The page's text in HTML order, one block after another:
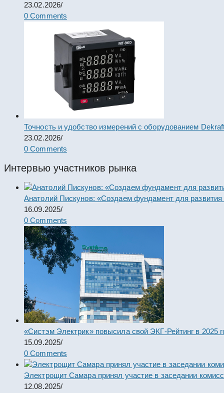
23.02.2026/
0 Comments
Точность и удобство измерений с оборудованием
23.02.2026/
0 Comments
Интервью участников рынка
Анатолий Пискунов: «Создаем фундамент для развития
16.09.2025/
0 Comments
«Систэм Электрик» повысила свой ЭКГ-Рейтинг в 2025
15.09.2025/
0 Comments
Электрощит Самара принял участие в заседании
12.08.2025/